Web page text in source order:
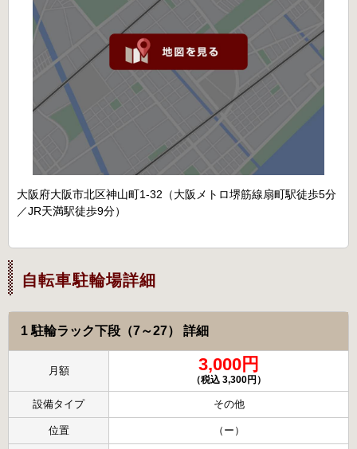
大阪府大阪市北区神山町1-32（大阪メトロ堺筋線扇町駅徒歩5分
／JR天満駅徒歩9分）
自転車駐輪場詳細
1 駐輪ラック下段（7～27） 詳細
月額 3,000円
（税込 3,300円）
設備タイプ その他
位置 （ー）